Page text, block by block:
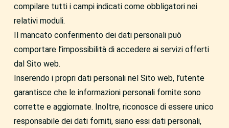
compilare tutti i campi indicati come obbligatori nei
relativi moduli.
Il mancato conferimento dei dati personali può
comportare l’impossibilità di accedere ai servizi offerti
dal Sito web.
Inserendo i propri dati personali nel Sito web, l’utente
garantisce che le informazioni personali fornite sono
corrette e aggiornate. Inoltre, riconosce di essere unico
responsabile dei dati forniti, siano essi dati personali,